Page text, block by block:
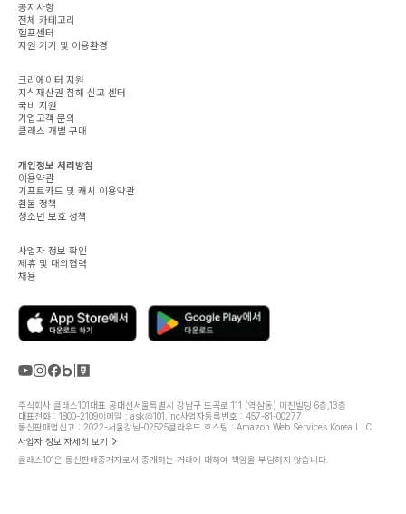
공지사항
전체 카테고리
헬프센터
지원 기기 및 이용환경
크리에이터 지원
지식재산권 침해 신고 센터
국비 지원
기업고객 문의
클래스 개별 구매
개인정보 처리방침
이용약관
기프트카드 및 캐시 이용약관
환불 정책
청소년 보호 정책
사업자 정보 확인
제휴 및 대외협력
채용
주식회사 클래스101대표 공대선서울특별시 강남구 도곡로 111 (역삼동) 미진빌딩 6층,13층
대표전화 : 1800-2109이메일 : ask@101.inc사업자등록번호 : 457-81-00277
통신판매업신고 : 2022-서울강남-02525클라우드 호스팅 : Amazon Web Services Korea LLC
사업자 정보 자세히 보기
클래스101은 통신판매중개자로서 중개하는 거래에 대하여 책임을 부담하지 않습니다.